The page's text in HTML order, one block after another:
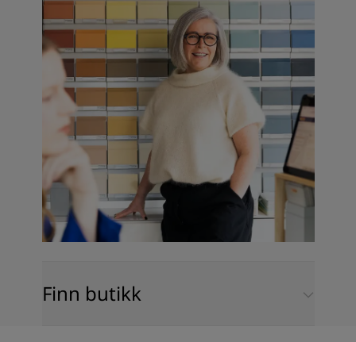
Finn butikk